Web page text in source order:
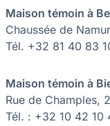
Maison témoin à
Chaussée de
Tél. +32 81 40 83
Maison témoin à
Rue de Champles,
Tél. : +32 10 42 10